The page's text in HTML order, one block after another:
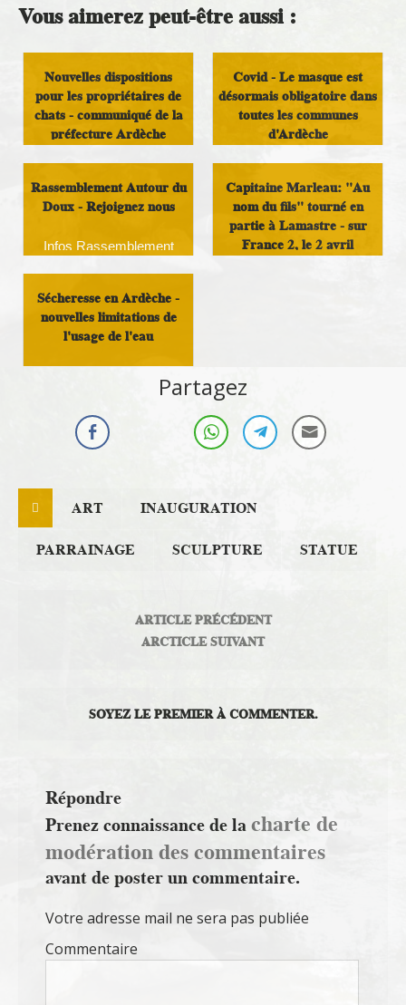
Vous aimerez peut-être aussi :
Nouvelles dispositions
pour les propriétaires de
chats - communiqué de la
préfecture Ardèche
autour du Doux
Covid - Le masque est
désormais obligatoire dans
toutes les communes
d'Ardèche
autour du Doux
Rassemblement Autour du
Doux - Rejoignez nous
Infos Rassemblement
Capitaine Marleau: "Au
nom du fils" tourné en
partie à Lamastre - sur
France 2, le 2 avril
Sécheresse en Ardèche -
nouvelles limitations de
l'usage de l'eau
Partagez
ART INAUGURATION
PARRAINAGE SCULPTURE STATUE
ARTICLE PRÉCÉDENT
ARCTICLE SUIVANT
SOYEZ LE PREMIER À COMMENTER.
Répondre
Prenez connaissance de lacharte de
modération des commentaires
avant de poster un commentaire.
Votre adresse mail ne sera pas publiée
Commentaire